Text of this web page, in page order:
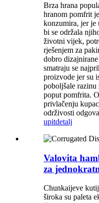
Brza hrana
hranom pomfrit
konzumira, jer je
bi se održala
životni vijek,
rješenjem za
dobro
smatraju se
proizvode jer su
poboljšale razinu
poput pomfrita.
privlačenju
održivosti
upitdetalj
Valovita
za
Chunkaijeve
široka su paleta